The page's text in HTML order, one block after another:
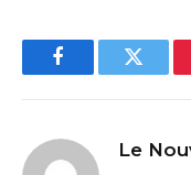
FacebookTwitter
Le